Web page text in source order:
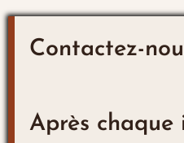
Contactez-
Après